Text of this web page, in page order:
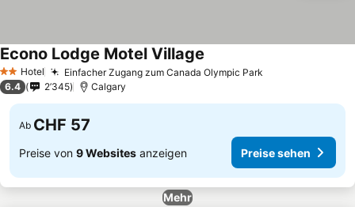
2 Sterne
Hotel Einfacher Zugang zum Canada Olympic Park
Econo Lodge Motel Village
6.4 2’345 Calgary
Ab CHF 57
Preise von 9 Websites anzeigen Preise sehen
Mehr